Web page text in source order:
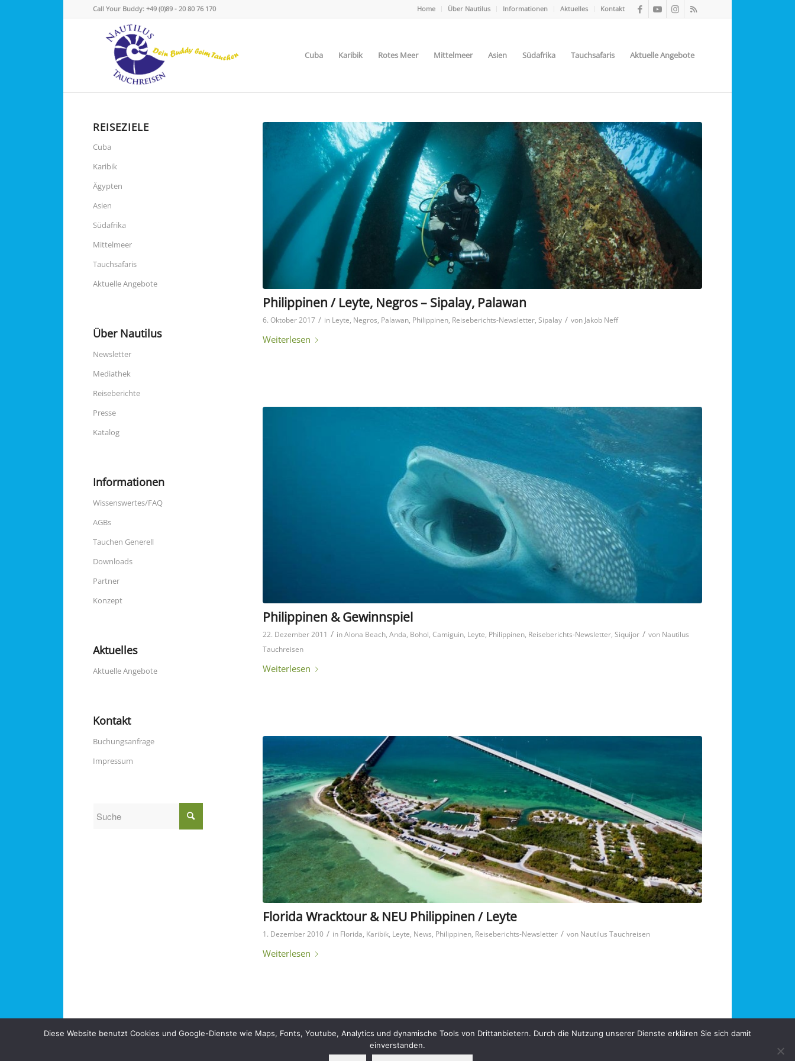
Home Über Nautilus Informationen Aktuelles Kontakt
Call Your Buddy: +49 (0)89 - 20 80 76 170
Cuba Karibik Rotes Meer Mittelmeer Asien Südafrika Tauchsafaris Aktuelle Angebote
Philippinen / Leyte, Negros – Sipalay, Palawan
6. Oktober 2017 / in Leyte, Negros, Palawan, Philippinen, Reiseberichts-Newsletter, Sipalay / von Jakob Neff
Weiterlesen
Philippinen & Gewinnspiel
22. Dezember 2011 / inAlona Beach, Anda, Bohol, Camiguin, Leyte, Philippinen, Reiseberichts-Newsletter, Siquijor / von Nautilus
Tauchreisen
Weiterlesen
Florida Wracktour & NEU Philippinen / Leyte
1. Dezember 2010 / in Florida, Karibik, Leyte, News, Philippinen, Reiseberichts-Newsletter / von Nautilus Tauchreisen
Weiterlesen
REISEZIELE
Cuba
Karibik
Ägypten
Asien
Südafrika
Mittelmeer
Tauchsafaris
Aktuelle Angebote
Über Nautilus
Newsletter
Mediathek
Reiseberichte
Presse
Katalog
Informationen
Wissenswertes/FAQ
AGBs
Tauchen Generell
Downloads
Partner
Konzept
Aktuelles
Aktuelle Angebote
Kontakt
Buchungsanfrage
Impressum
Diese Website benutzt Cookies und Google-Dienste wie Maps, Fonts, Youtube, Analytics und dynamische Tools von Drittanbietern. Durch die Nutzung unserer Dienste erklären Sie sich damit
einverstanden.